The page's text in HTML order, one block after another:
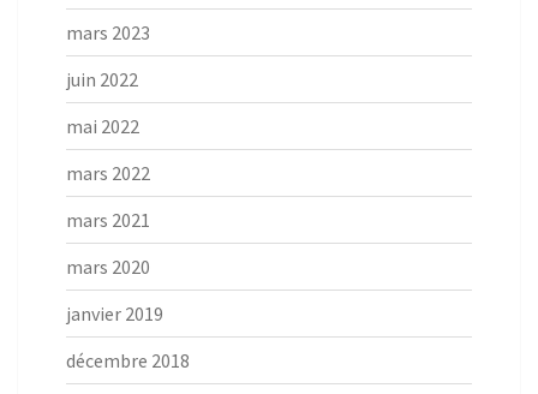
mars 2023
juin 2022
mai 2022
mars 2022
mars 2021
mars 2020
janvier 2019
décembre 2018